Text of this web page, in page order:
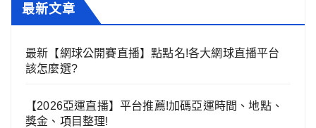
最新文章
最新【網球公開賽直播】點點名!各大網球直播平台
該怎麼選?
【2026亞運直播】平台推薦!加碼亞運時間、地點、
獎金、項目整理!